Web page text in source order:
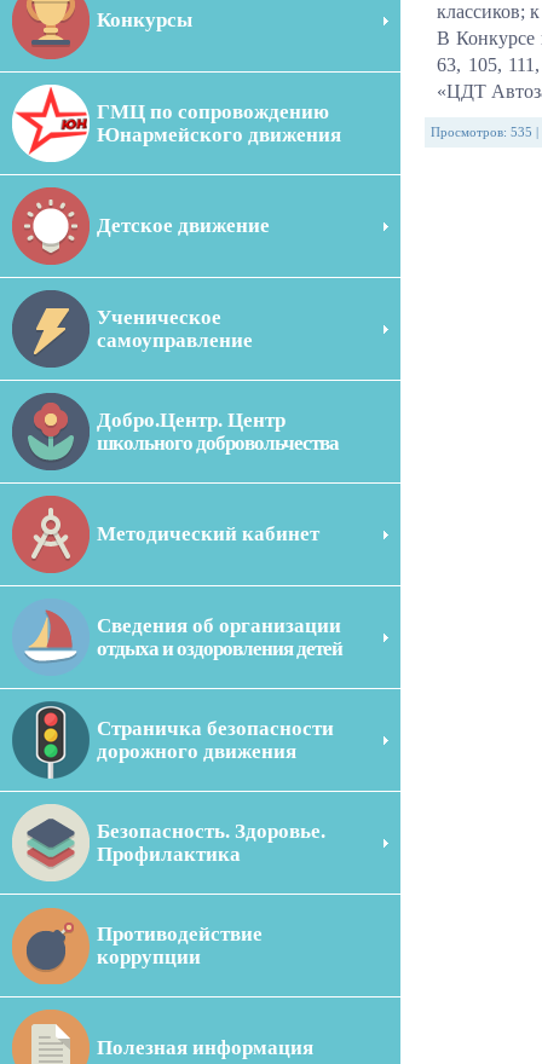
Конкурсы
ГМЦ по сопровождению
Юнармейского движения
Детское движение
Ученическое
самоуправление
Добро.Центр. Центр
школьного добровольчества
Методический кабинет
Сведения об организации
отдыха и оздоровления детей
Страничка безопасности
дорожного движения
Безопасность. Здоровье.
Профилактика
Противодействие
коррупции
Полезная информация
классиков;
В Конкурсе
63, 105,
«ЦДТ
Просмотров: 535